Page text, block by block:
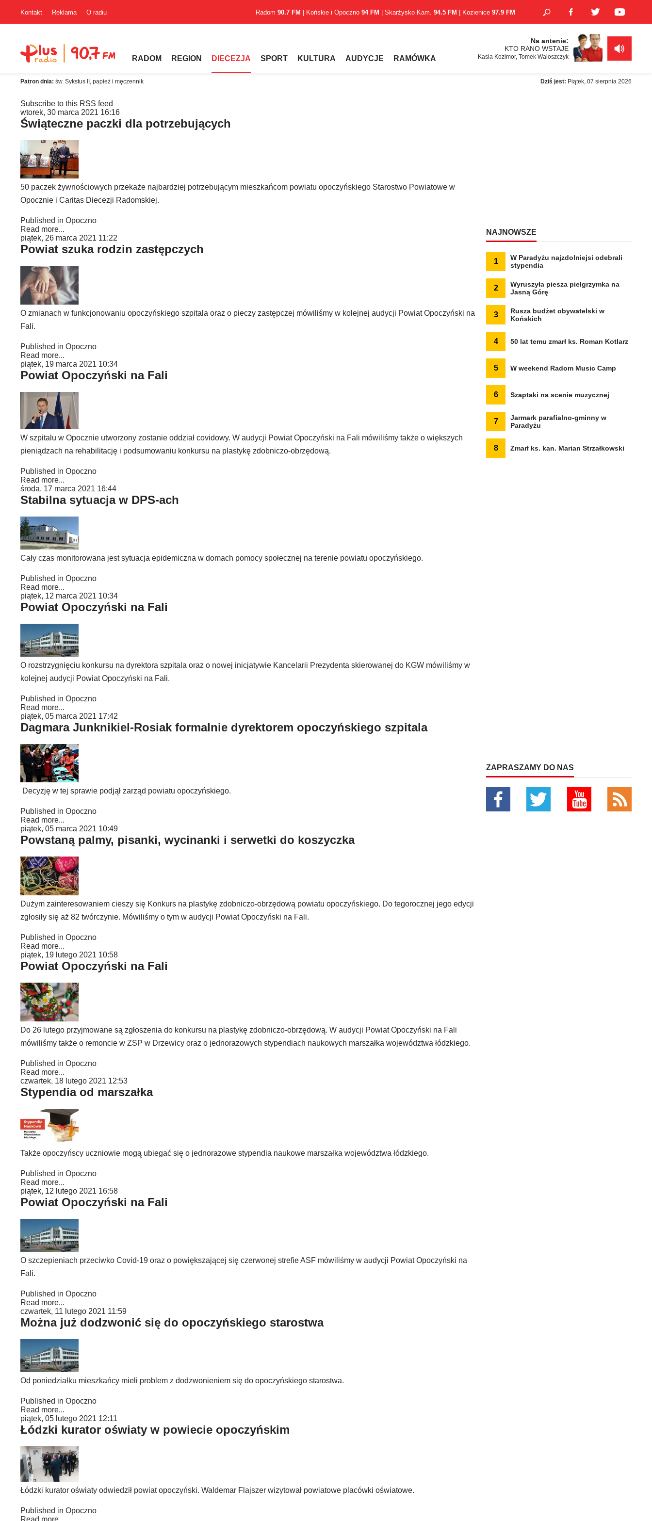
Kontakt Reklama O radiu Radom 90.7 FM | Końskie i Opoczno 94 FM | Skarżysko Kam. 94.5 FM | Kozienice 97.9 FM
RADOM REGION DIECEZJA SPORT KULTURA AUDYCJE RAMÓWKA
Na antenie:
KTO RANO WSTAJE
Kasia Kozimor, Tomek Waloszczyk
Patron dnia: św. Sykstus II, papież i męczennik Dziś jest: Piątek, 07 sierpnia 2026
Subscribe to this RSS feed
wtorek, 30 marca 2021 16:16
Świąteczne paczki dla potrzebujących
50 paczek żywnościowych przekaże najbardziej potrzebującym mieszkańcom powiatu opoczyńskiego Starostwo Powiatowe w
Opocznie i Caritas Diecezji Radomskiej.
Published in Opoczno
Read more...
piątek, 26 marca 2021 11:22
Powiat szuka rodzin zastępczych
O zmianach w funkcjonowaniu opoczyńskiego szpitala oraz o pieczy zastępczej mówiliśmy w kolejnej audycji Powiat Opoczyński na
Fali.
Published in Opoczno
Read more...
piątek, 19 marca 2021 10:34
Powiat Opoczyński na Fali
W szpitalu w Opocznie utworzony zostanie oddział covidowy. W audycji Powiat Opoczyński na Fali mówiliśmy także o większych
pieniądzach na rehabilitację i podsumowaniu konkursu na plastykę zdobniczo-obrzędową.
Published in Opoczno
Read more...
środa, 17 marca 2021 16:44
Stabilna sytuacja w DPS-ach
Cały czas monitorowana jest sytuacja epidemiczna w domach pomocy społecznej na terenie powiatu opoczyńskiego.
Published in Opoczno
Read more...
piątek, 12 marca 2021 10:34
Powiat Opoczyński na Fali
O rozstrzygnięciu konkursu na dyrektora szpitala oraz o nowej inicjatywie Kancelarii Prezydenta skierowanej do KGW mówiliśmy w
kolejnej audycji Powiat Opoczyński na Fali.
Published in Opoczno
Read more...
piątek, 05 marca 2021 17:42
Dagmara Junknikiel-Rosiak formalnie dyrektorem opoczyńskiego szpitala
Decyzję w tej sprawie podjął zarząd powiatu opoczyńskiego.
Published in Opoczno
Read more...
piątek, 05 marca 2021 10:49
Powstaną palmy, pisanki, wycinanki i serwetki do koszyczka
Dużym zainteresowaniem cieszy się Konkurs na plastykę zdobniczo-obrzędową powiatu opoczyńskiego. Do tegorocznej jego edycji
zgłosiły się aż 82 twórczynie. Mówiliśmy o tym w audycji Powiat Opoczyński na Fali.
Published in Opoczno
Read more...
piątek, 19 lutego 2021 10:58
Powiat Opoczyński na Fali
Do 26 lutego przyjmowane są zgłoszenia do konkursu na plastykę zdobniczo-obrzędową. W audycji Powiat Opoczyński na Fali
mówiliśmy także o remoncie w ZSP w Drzewicy oraz o jednorazowych stypendiach naukowych marszałka województwa łódzkiego.
Published in Opoczno
Read more...
czwartek, 18 lutego 2021 12:53
Stypendia od marszałka
Także opoczyńscy uczniowie mogą ubiegać się o jednorazowe stypendia naukowe marszałka województwa łódzkiego.
Published in Opoczno
Read more...
piątek, 12 lutego 2021 16:58
Powiat Opoczyński na Fali
O szczepieniach przeciwko Covid-19 oraz o powiększającej się czerwonej strefie ASF mówiliśmy w audycji Powiat Opoczyński na
Fali.
Published in Opoczno
Read more...
czwartek, 11 lutego 2021 11:59
Można już dodzwonić się do opoczyńskiego starostwa
Od poniedziałku mieszkańcy mieli problem z dodzwonieniem się do opoczyńskiego starostwa.
Published in Opoczno
Read more...
piątek, 05 lutego 2021 12:11
Łódzki kurator oświaty w powiecie opoczyńskim
Łódzki kurator oświaty odwiedził powiat opoczyński. Waldemar Flajszer wizytował powiatowe placówki oświatowe.
Published in Opoczno
Read more...
NAJNOWSZE
1
W Paradyżu najzdolniejsi odebrali
stypendia
2
Wyruszyła piesza pielgrzymka na
Jasną Górę
3
Rusza budżet obywatelski w
Końskich
4 50 lat temu zmarł ks. Roman Kotlarz
5 W weekend Radom Music Camp
6 Szaptaki na scenie muzycznej
7
Jarmark parafialno-gminny w
Paradyżu
8 Zmarł ks. kan. Marian Strzałkowski
ZAPRASZAMY DO NAS